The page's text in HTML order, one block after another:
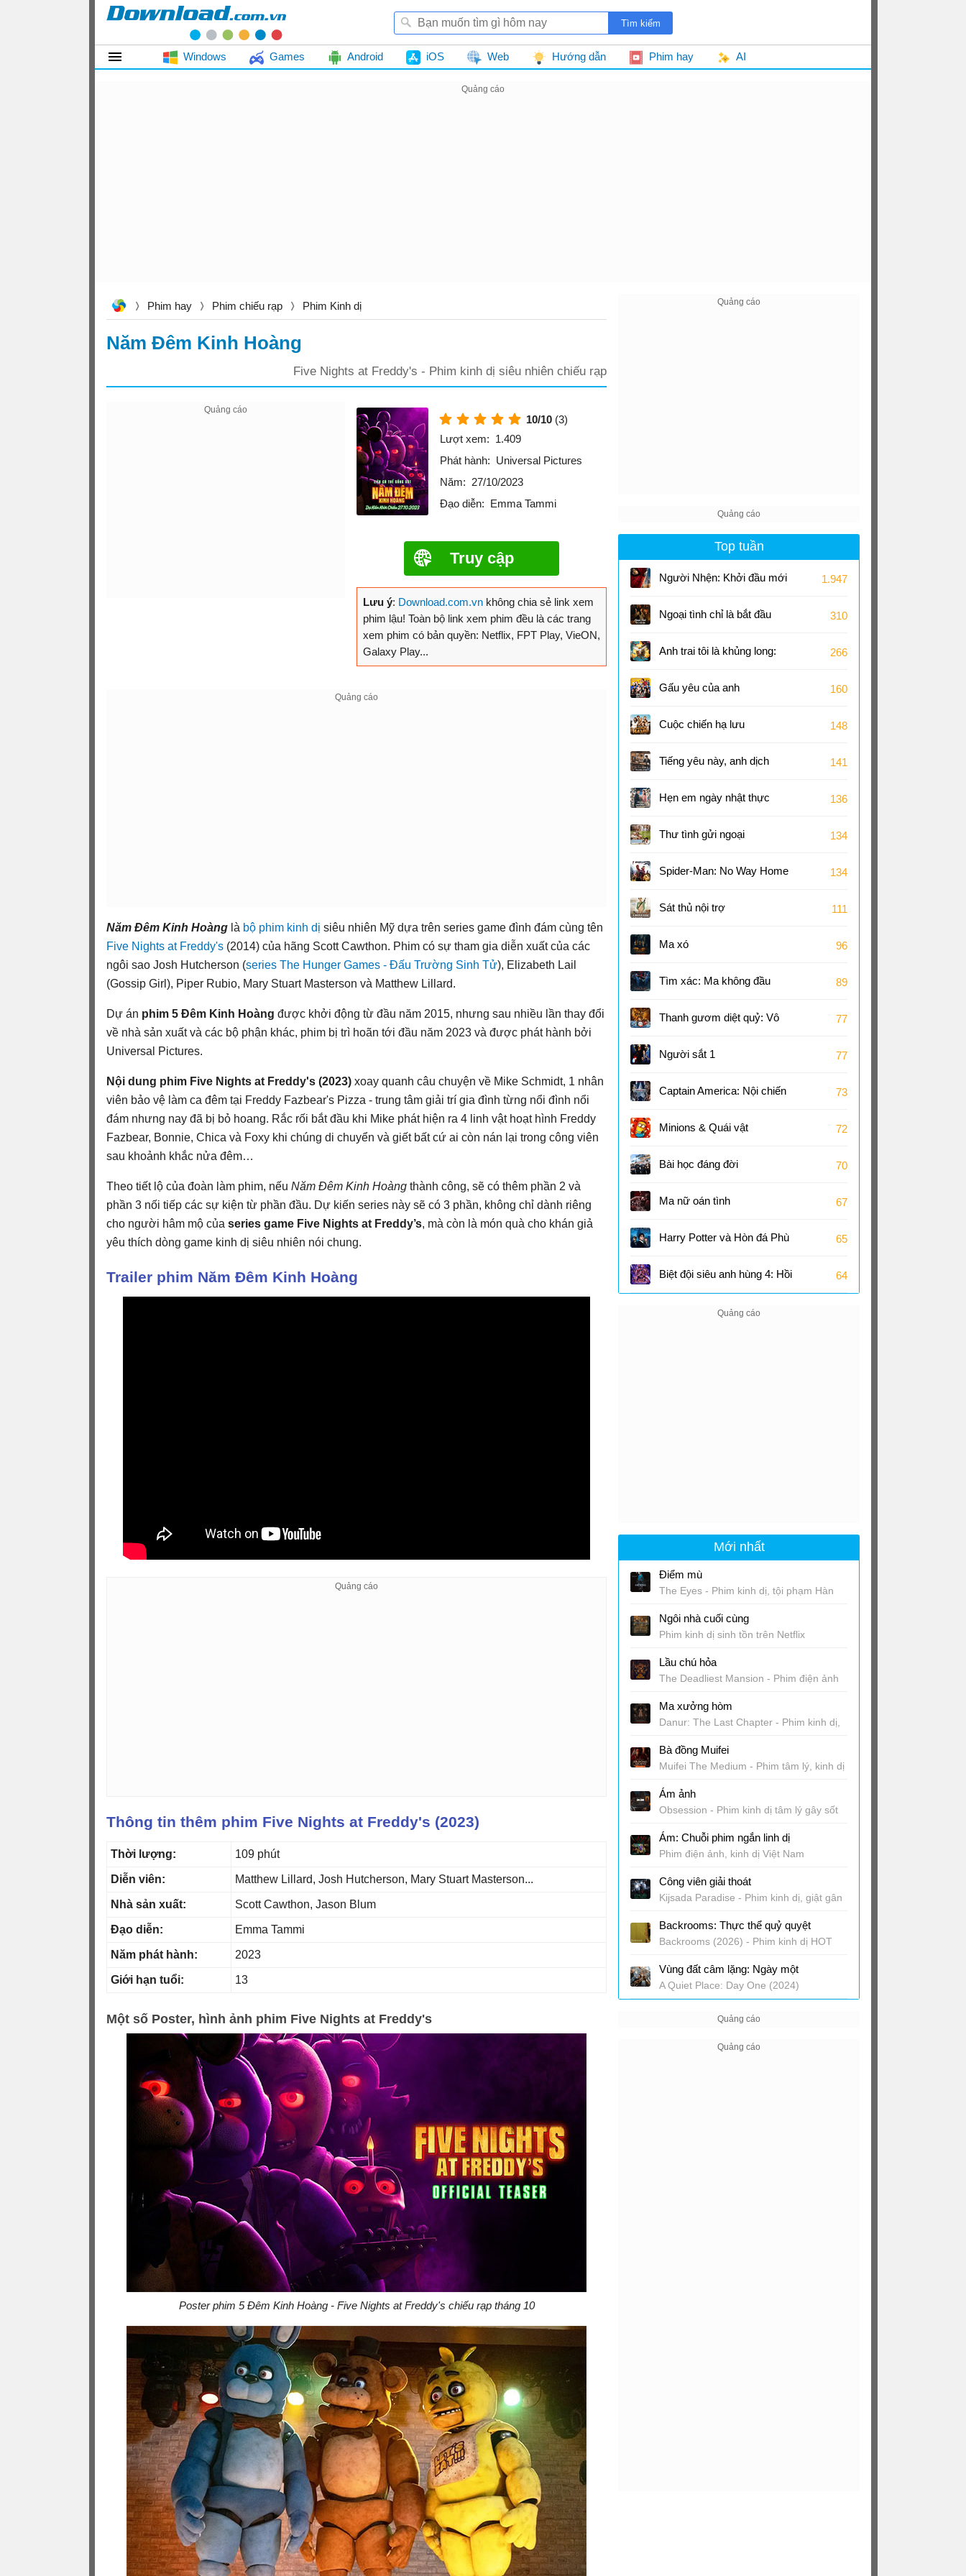
Windows Games Android iOS Web Hướng dẫn Phim hay AI
Phim hay Phim chiếu rạp Phim Kinh dị
Năm Đêm Kinh Hoàng
Five Nights at Freddy's - Phim kinh dị siêu nhiên chiếu rạp
10/10 (3)
Lượt xem: 1.409
Phát hành: Universal Pictures
Năm: 27/10/2023
Đạo diễn: Emma Tammi
Truy cập
Lưu ý: Download.com.vn không chia sẻ link xem
phim lậu! Toàn bộ link xem phim đều là các trang
xem phim có bản quyền: Netflix, FPT Play, VieON,
Galaxy Play...
Năm Đêm Kinh Hoàng là bộ phim kinh dị siêu nhiên Mỹ dựa trên series game đình đám cùng tên
Five Nights at Freddy's (2014) của hãng Scott Cawthon. Phim có sự tham gia diễn xuất của các
ngôi sao Josh Hutcherson (series The Hunger Games - Đấu Trường Sinh Tử), Elizabeth Lail
(Gossip Girl), Piper Rubio, Mary Stuart Masterson và Matthew Lillard.
Dự án phim 5 Đêm Kinh Hoàng được khởi động từ đầu năm 2015, nhưng sau nhiều lần thay đổi
về nhà sản xuất và các bộ phận khác, phim bị trì hoãn tới đầu năm 2023 và được phát hành bởi
Universal Pictures.
Nội dung phim Five Nights at Freddy's (2023) xoay quanh câu chuyện về Mike Schmidt, 1 nhân
viên bảo vệ làm ca đêm tại Freddy Fazbear's Pizza - trung tâm giải trí gia đình từng nổi đình nổi
đám nhưng nay đã bị bỏ hoang. Rắc rối bắt đầu khi Mike phát hiện ra 4 linh vật hoạt hình Freddy
Fazbear, Bonnie, Chica và Foxy khi chúng di chuyển và giết bất cứ ai còn nán lại trong công viên
sau khoảnh khắc nửa đêm…
Theo tiết lộ của đoàn làm phim, nếu Năm Đêm Kinh Hoàng thành công, sẽ có thêm phần 2 và
phần 3 nối tiếp các sự kiện từ phần đầu. Dự kiến series này sẽ có 3 phần, không chỉ dành riêng
cho người hâm mộ của series game Five Nights at Freddy’s, mà còn là món quà cho khán giả
yêu thích dòng game kinh dị siêu nhiên nói chung.
Trailer phim Năm Đêm Kinh Hoàng
Thông tin thêm phim Five Nights at Freddy's (2023)
Thời lượng: 109 phút
Diễn viên: Matthew Lillard, Josh Hutcherson, Mary Stuart Masterson...
Nhà sản xuất: Scott Cawthon, Jason Blum
Đạo diễn: Emma Tammi
Năm phát hành: 2023
Giới hạn tuổi: 13
Một số Poster, hình ảnh phim Five Nights at Freddy's
Poster phim 5 Đêm Kinh Hoàng - Five Nights at Freddy's chiếu rạp tháng 10
Top tuần
Người Nhện: Khởi đầu mới 1.947
Ngoại tình chỉ là bắt đầu 310
Anh trai tôi là khủng long:
Tương lai của quá khứ
266
Gấu yêu của anh 160
Cuộc chiến hạ lưu 148
Tiếng yêu này, anh dịch
được không?
141
Hẹn em ngày nhật thực 136
Thư tình gửi ngoại 134
Spider-Man: No Way Home 134
Sát thủ nội trợ 111
Ma xó 96
Tìm xác: Ma không đầu 89
Thanh gươm diệt quỷ: Vô
hạn thành
77
Người sắt 1 77
Captain America: Nội chiến
Siêu Anh Hùng
73
Minions & Quái vật 72
Bài học đáng đời 70
Ma nữ oán tình 67
Harry Potter và Hòn đá Phù
thủy
65
Biệt đội siêu anh hùng 4: Hồi 64
Mới nhất
Điểm mù
The Eyes - Phim kinh dị, tội phạm Hàn
Ngôi nhà cuối cùng
Phim kinh dị sinh tồn trên Netflix
Lầu chú hỏa
The Deadliest Mansion - Phim điện ảnh
Ma xưởng hòm
Danur: The Last Chapter - Phim kinh dị,
Bà đồng Muifei
Muifei The Medium - Phim tâm lý, kinh dị
Ám ảnh
Obsession - Phim kinh dị tâm lý gây sốt
Ám: Chuỗi phim ngắn linh dị
Phim điện ảnh, kinh dị Việt Nam
Công viên giải thoát
Kijsada Paradise - Phim kinh dị, giật gân
Backrooms: Thực thể quỷ quyệt
Backrooms (2026) - Phim kinh dị HOT
Vùng đất câm lặng: Ngày một
A Quiet Place: Day One (2024)